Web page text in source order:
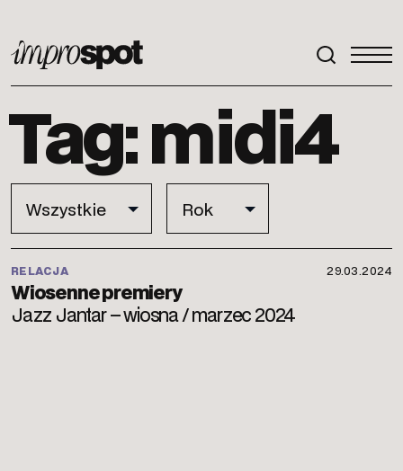
ImproSpot
Tag: midi4
Wiosenne premiery
Jazz Jantar – wiosna / marzec 2024
RELACJA 29.03.2024